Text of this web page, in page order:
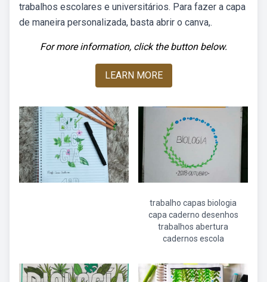
trabalhos escolares e universitários. Para fazer a capa
de maneira personalizada, basta abrir o canva,.
For more information, click the button below.
LEARN MORE
trabalho capas biologia
capa caderno desenhos
trabalhos abertura
cadernos escola